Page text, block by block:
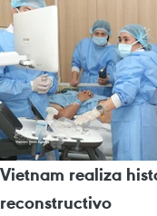
Vietnam realiza
reconstructivo